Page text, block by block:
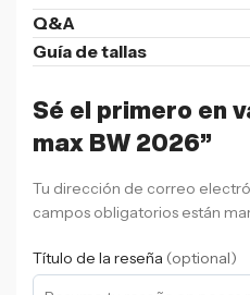
Q&A
Guía de tallas
Sé el primero en
max BW 2026”
Tu dirección de correo
campos obligatorios están
Título de la reseña (optional)